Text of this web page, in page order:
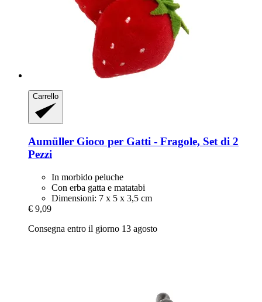
Carrello
Aumüller Gioco per Gatti -​ Fragole, Set di 2
Pezzi
In morbido peluche
Con erba gatta e matatabi
Dimensioni: 7 x 5 x 3,5 cm
€ 9,09
Consegna entro il giorno 13 agosto